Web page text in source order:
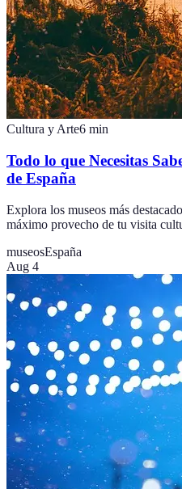
Cultura y Arte6 min
Todo lo que Necesitas
de España
Explora los museos más
máximo provecho de tu visita
museosEspaña
Aug 4